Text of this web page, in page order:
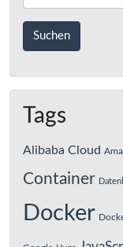
Tags
Alibaba Cloud
Container
Docker